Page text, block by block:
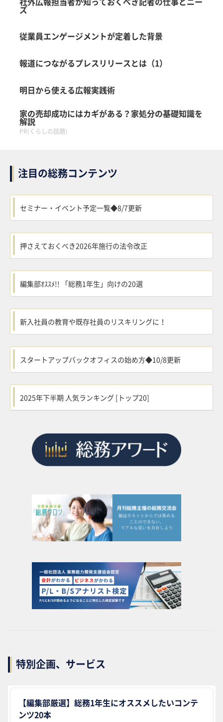
ズ
従業員エンゲージメントが定着した背景
報道につながるプレスリリースとは（1）
明日から使える広報実践術
家の売却成功にはカギがある？家処分の基礎知識を
解説
PR(くらしの話題)
注目の総務コンテンツ
セミナー・イベント予定一覧◆8/7更新
押さえておくべき2026年施行の法令改正
編集部ｵｽｽﾒ!! 「総務1年生」向けの20選
新入社員の教育や既存社員のリスキリングに！
スタートアップバックオフィスの始め方◆10/8更新
2025年下半期 人気ランキング [トップ20]
特別企画、サービス
【編集部厳選】総務1年生にオススメしたいコンテ
ンツ20本